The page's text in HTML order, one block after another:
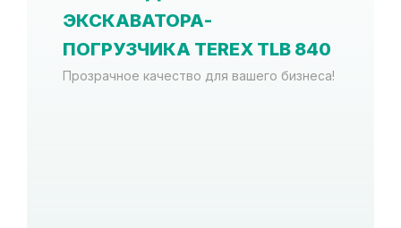
ЭКСКАВАТОРА-
ПОГРУЗЧИКА TEREX TLB 840
Прозрачное качество для вашего бизнеса!